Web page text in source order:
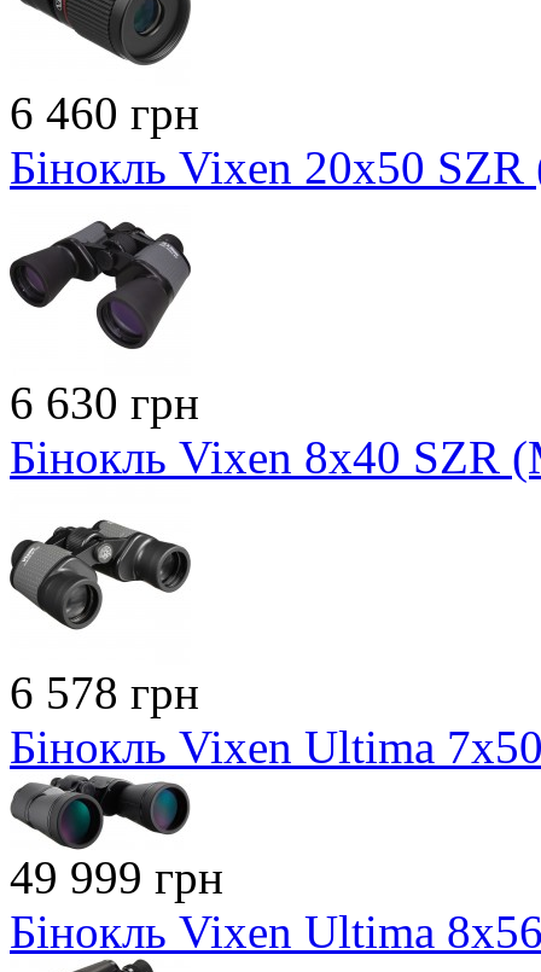
6 460 грн
Бінокль Vixen 20x50
6 630 грн
Бінокль Vixen 8x40 SZR
6 578 грн
Бінокль Vixen Ultima
49 999 грн
Бінокль Vixen Ultima